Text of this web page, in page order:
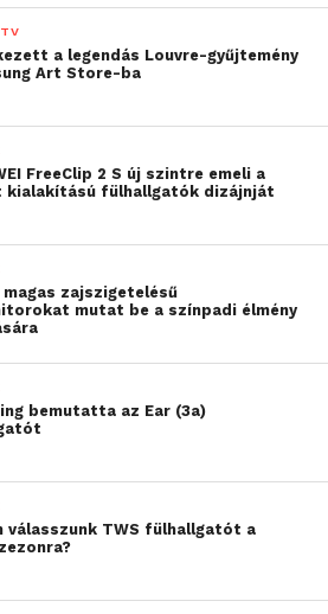
is fény
is szerencsés
magunkat attól
hogy
jött kánikula
hűtés
a fűtési
közepén
fűtés nélkül.
érvényes
klímás
aGree
a legendás Louvre-gyűjtemény
Art Store-ba
FreeClip 2 S új szintre emeli a
fülhallgatók dizájnját
magas zajszigetelésű
mutat be a színpadi élmény
bemutatta az Ear (3a)
válasszunk TWS fülhallgatót a